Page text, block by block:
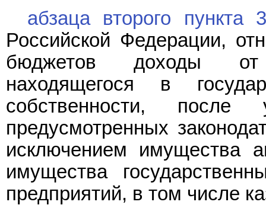
абзаца второго пункта
Российской Федерации,
бюджетов доходы от
находящегося в
собственности,
предусмотренных
исключением имущества
имущества
предприятий, в том числе